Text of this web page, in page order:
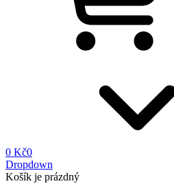
0 Kč0
Dropdown
Košík je prázdný